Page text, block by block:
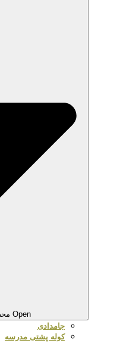
Open محصولات جانبی کودکان
جامدادی
کوله پشتی مدرسه